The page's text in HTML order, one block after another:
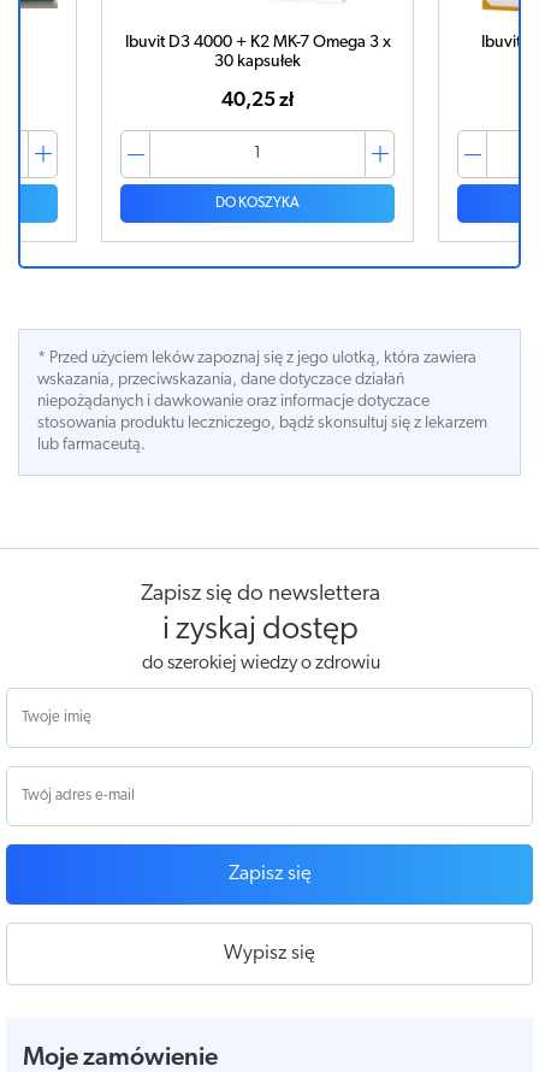
+ K2 MK-7 Omega 3 x
Ibuvit D3 4000 IU x 90 kapsułek
* Przed użyciem leków zapoznaj się z jego ulotką, która zawiera
wskazania, przeciwskazania, dane dotyczace działań
niepożądanych i dawkowanie oraz informacje dotyczace
stosowania produktu leczniczego, bądź skonsultuj się z lekarzem
lub farmaceutą.
Zapisz się do newslettera
i zyskaj dostęp
do szerokiej wiedzy o zdrowiu
Zapisz się
Wypisz się
Moje zamówienie